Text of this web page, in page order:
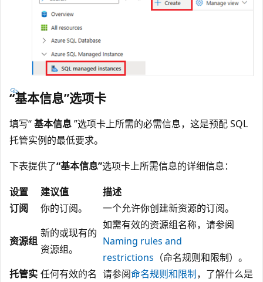
“基本信息”选项卡
填写“基本信息”选项卡上所需的必需信息，这是预配 SQL
托管实例的最低要求。
下表提供了“基本信息”选项卡上所需信息的详细信息：
设置
建议值
描述
订阅
你的订阅。 一个允许你创建新资源的订阅。
资源组
新的或现有的
资源组。
如需有效的资源组名称，请参阅
Naming rules and
restrictions （命名规则和限制）。
托管实 任何有效的名 请参阅命名规则和限制，了解什么是